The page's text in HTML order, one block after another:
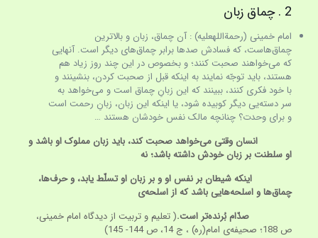
2 . چماق زبان
امام خمینی (رحمة­الله­علیه) : آن چماق، زبان و بالاترین
چماق‌هاست، که فسادش صدها برابر چماق‌های دیگر است. آنهایی
که می‌خواهند صحبت کنند؛ و بخصوص در این چند روز زیاد هم
هستند، باید توجّه نمایند به اینکه قبل از صحبت کردن، بنشینند و
با خود فکری کنند، ببینند که این زبانِ چماق است و می‌خواهد به
سر دسته‌یی دیگر کوبیده شود، یا اینکه این زبان، زبانِ رحمت است
و برای وحدت؟ چنانچه مالک نفس خودشان هستند …
انسان وقتی می‌خواهد صحبت کند، باید زبان مملوک او باشد و
او سلطنت بر زبان خودش داشته باشد؛ نه
اینکه شیطان بر نفس او و بر زبان او تسلّط یابد، و حرف‌ها،
چماق‌ها و اسلحه‌هایی باشد که از اسلحه‌ی
صدّام بُرنده‌تر است.( تعلیم و تربیت از دیدگاه امام خمینی،
ص 188؛ صحیفه‌ی امام(ره) ، ج 14، ص 144- 145)